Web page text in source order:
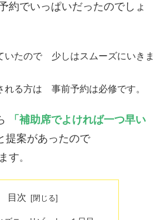
約でいっぱいだったのでしょ
いたので 少しはスムーズにいきま
れる方は 事前予約は必修です。
「補助席でよければ一つ早い
提案があったので
す。
目次